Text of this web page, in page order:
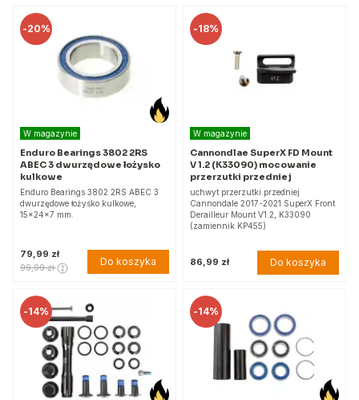
-20%
W magazynie
Enduro Bearings 3802 2RS
ABEC 3 dwurzędowe łożysko
kulkowe
Enduro Bearings 3802 2RS ABEC 3
dwurzędowe łożysko kulkowe,
15x24x7 mm.
79,99 zł
99,99 zł Do koszyka
-18%
W magazynie
Cannondlae SuperX FD Mount
V 1.2 (K33090) mocowanie
przerzutki przedniej
uchwyt przerzutki przedniej
Cannondale 2017-2021 SuperX Front
Derailleur Mount V1.2, K33090
(zamiennik KP455)
86,99 zł Do koszyka
-14% -14%